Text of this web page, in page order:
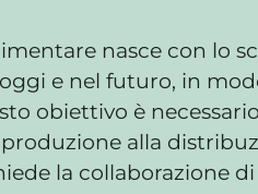
nasce con lo
e nel futuro, in
obiettivo è
alla
la collaborazione